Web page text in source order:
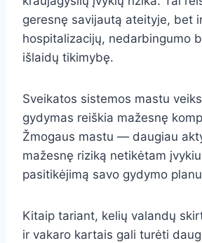
geresnę savijautą ateityje, bet
hospitalizacijų, nedarbingumo
išlaidų tikimybę.
Sveikatos sistemos mastu
gydymas reiškia mažesnę
Žmogaus mastu — daugiau
mažesnę riziką netikėtam
pasitikėjimą savo gydymo
Kitaip tariant, kelių valandų
ir vakaro kartais gali turėti